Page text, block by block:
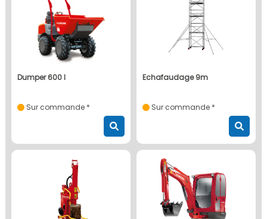
dumper 600 l
Sur commande *
echafaudage 9m
Sur commande *